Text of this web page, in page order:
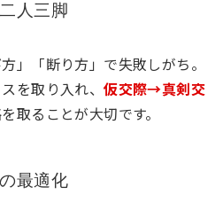
人三脚
」「断り方」で失敗しがち。
を取り入れ、仮交際→真剣交
取ることが大切です。
最適化